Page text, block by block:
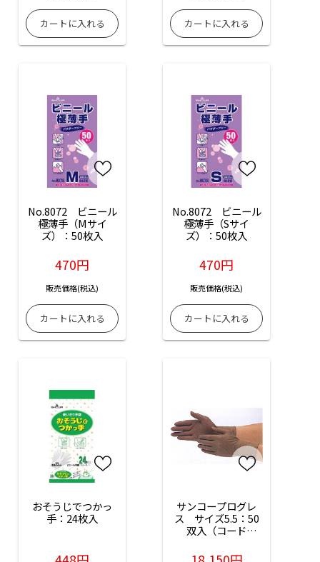
No.8072　ビニール
極薄手（Mサイ
ズ）：50枚入
470円
販売価格(税込)
No.8072　ビニール
極薄手（Sサイ
ズ）：50枚入
470円
販売価格(税込)
おそうじでつかっ
手：24枚入
サンコープログレ
ス　サイズ5.5：50
双入（コード
ダーフリー